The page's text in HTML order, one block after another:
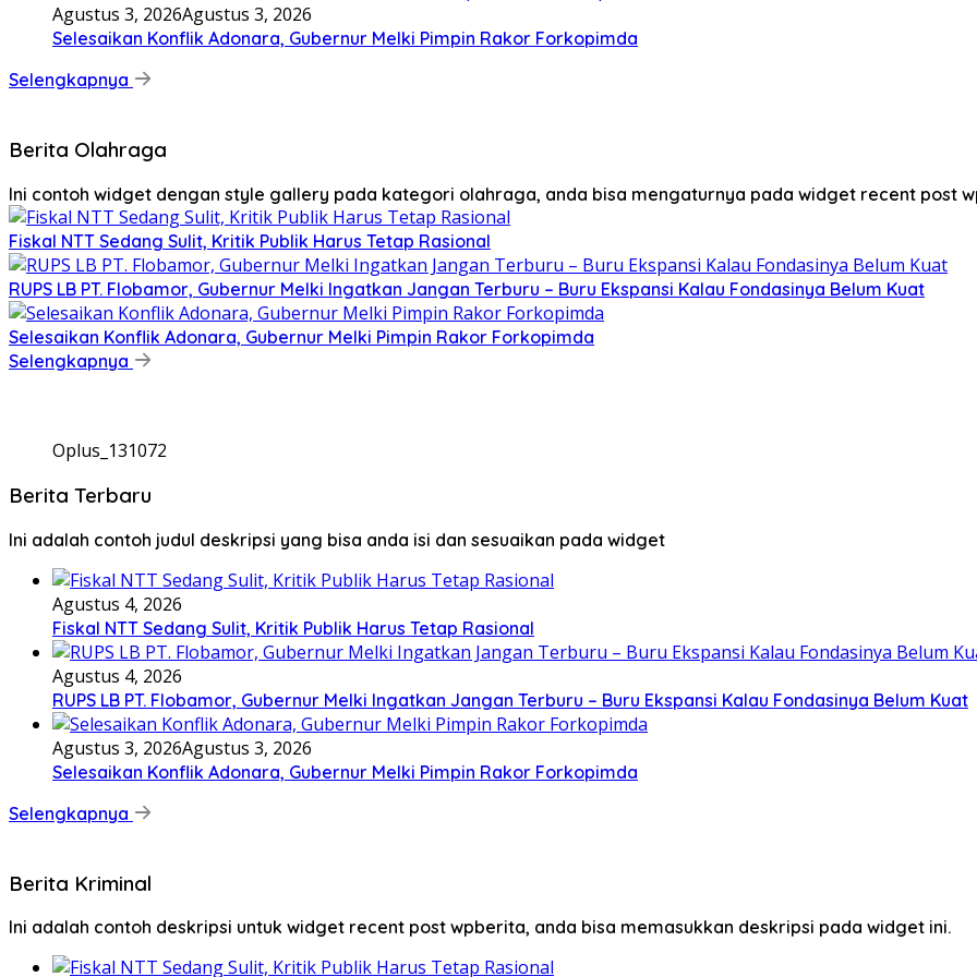
Agustus 3, 2026Agustus 3, 2026
Selesaikan Konflik Adonara, Gubernur Melki Pimpin Rakor Forkopimda
Selengkapnya
Berita Olahraga
Ini contoh widget dengan style gallery pada kategori olahraga, anda bisa mengaturnya pada widget recent post
Fiskal NTT Sedang Sulit, Kritik Publik Harus Tetap Rasional
RUPS LB PT. Flobamor, Gubernur Melki Ingatkan Jangan Terburu – Buru Ekspansi Kalau Fondasinya Belum Kuat
Selesaikan Konflik Adonara, Gubernur Melki Pimpin Rakor Forkopimda
Selengkapnya
Oplus_131072
Berita Terbaru
Ini adalah contoh judul deskripsi yang bisa anda isi dan sesuaikan pada widget
Agustus 4, 2026
Fiskal NTT Sedang Sulit, Kritik Publik Harus Tetap Rasional
Agustus 4, 2026
RUPS LB PT. Flobamor, Gubernur Melki Ingatkan Jangan Terburu – Buru Ekspansi Kalau Fondasinya Belum Kuat
Agustus 3, 2026Agustus 3, 2026
Selesaikan Konflik Adonara, Gubernur Melki Pimpin Rakor Forkopimda
Selengkapnya
Berita Kriminal
Ini adalah contoh deskripsi untuk widget recent post wpberita, anda bisa memasukkan deskripsi pada widget ini.